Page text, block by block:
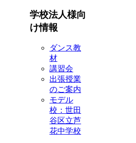
学校法人様向
け情報
ダンス教
材
講習会
出張授業
のご案内
モデル
校：世田
谷区立芦
花中学校